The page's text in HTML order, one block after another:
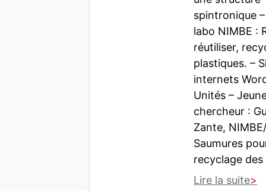
A
M
n
3
4
(
v
spintronique
labo NIMBE :
réutiliser,
plastiques. –
internets
Unités –
chercheur :
Zante,
Saumures
recyclage des
Lire la suite